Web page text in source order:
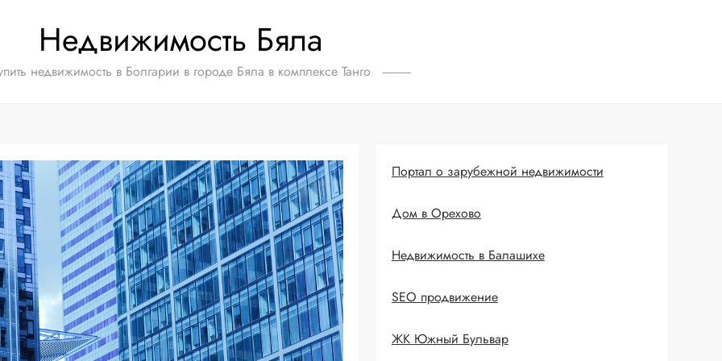
Недвижимость Бяла
недвижимость в Болгарии в городе Бяла в комплексе Танго
Портал о зарубежной недвижимости
Дом в Орехово
Недвижимость в Балашихе
SEO продвижение
ЖК Южный Бульвар